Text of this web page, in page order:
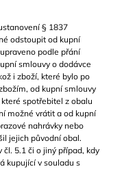
§ 1837
odstoupit od kupní
podle přání
smlouvy o dodávce
i zboží, které bylo po
od kupní smlouvy
spotřebitel z obalu
možné vrátit a od kupní
nahrávky nebo
jejich původní obal.
5.1 či o jiný případ, kdy
kupující v souladu s